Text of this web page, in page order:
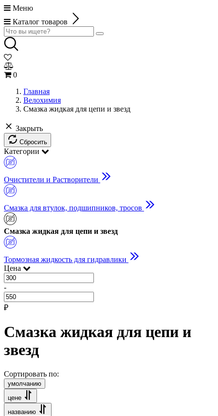
Меню
Каталог товаров
0
Главная
Велохимия
Смазка жидкая для цепи и звезд
Закрыть
Сбросить
Категории
Очистители и Растворители
Смазка для втулок, подшипников, тросов
Смазка жидкая для цепи и звезд
Тормозная жидкость для гидравлики
Цена
-
₽
Смазка жидкая для цепи и
звезд
Сортировать по:
умолчанию
цене
названию